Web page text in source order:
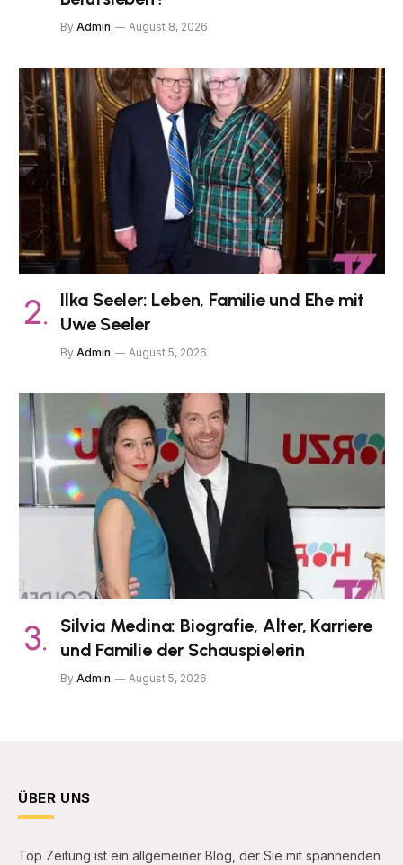
By Admin August 8, 2026
Ilka Seeler: Leben, Familie und Ehe mit
Uwe Seeler
By Admin August 5, 2026
Silvia Medina: Biografie, Alter, Karriere
und Familie der Schauspielerin
By Admin August 5, 2026
ÜBER UNS
Top Zeitung ist ein allgemeiner Blog, der Sie mit spannenden